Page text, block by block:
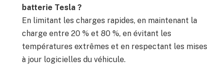
batterie Tesla ?
En limitant les charges rapides, en maintenant la
charge entre 20 % et 80 %, en évitant les
températures extrêmes et en respectant les mises
à jour logicielles du véhicule.